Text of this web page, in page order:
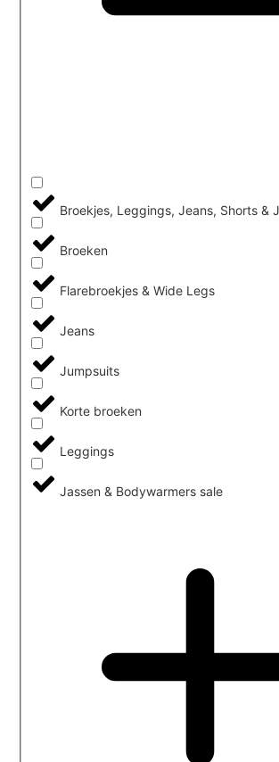
Broekjes, Leggings, Jeans, Shorts &
Broeken
Flarebroekjes & Wide Legs
Jeans
Jumpsuits
Korte broeken
Leggings
Jassen & Bodywarmers sale